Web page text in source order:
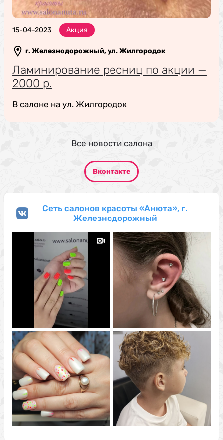
15-04-2023 Акция
г. Железнодорожный, ул. Жилгородок
Ламинирование ресниц по акции —
2000 р.
В салоне на ул. Жилгородок
Все новости салона
Вконтакте
Сеть салонов красоты «Анюта», г.
Железнодорожный